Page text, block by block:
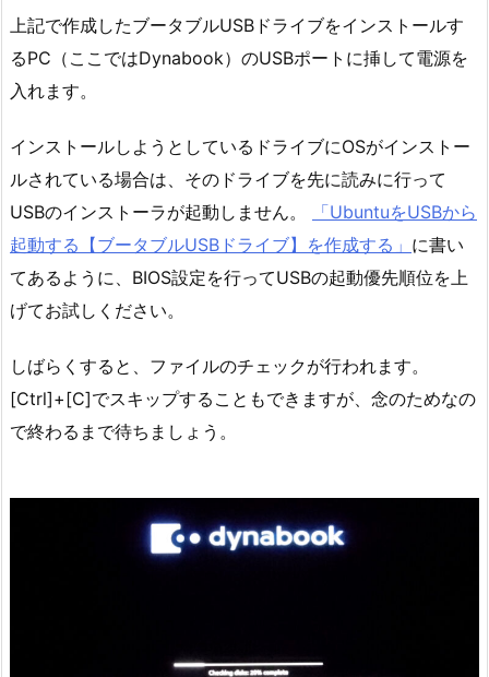
上記で作成したブータブルUSBドライブをインストールす
るPC（ここではDynabook）のUSBポートに挿して電源を
入れます。
インストールしようとしているドライブにOSがインストー
ルされている場合は、そのドライブを先に読みに行って
USBのインストーラが起動しません。
「UbuntuをUSBから
起動する【ブータブルUSBドライブ】を作成する」 に書い
てあるように、BIOS設定を行ってUSBの起動優先順位を上
げてお試しください。
しばらくすると、ファイルのチェックが行われます。
[Ctrl]+[C]でスキップすることもできますが、念のためなの
で終わるまで待ちましょう。